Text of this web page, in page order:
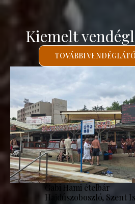
Kiemelt
TOVÁBBI
Gabi Hami ételbár
Hajdúszoboszló, Szent